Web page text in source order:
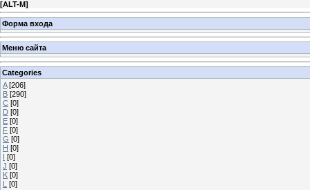
[ALT-M]
Форма входа
Меню сайта
Categories
A [206]
B [290]
C [0]
D [0]
E [0]
F [0]
G [0]
H [0]
I [0]
J [0]
K [0]
L [0]